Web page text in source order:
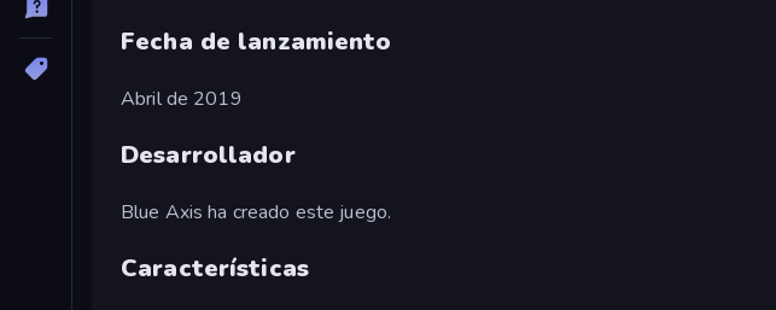
Fecha de lanzamiento
Abril de 2019
Desarrollador
Blue Axis ha creado este juego.
Características